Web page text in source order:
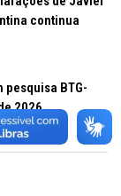
continua
BTG-
2026